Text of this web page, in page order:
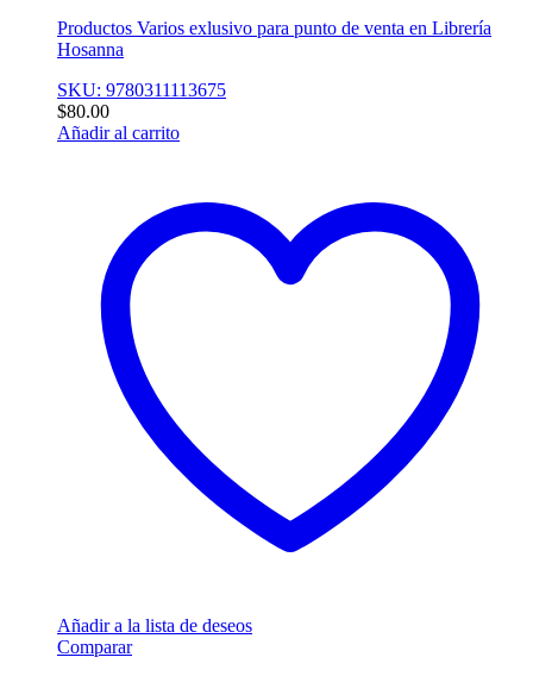
Productos Varios exlusivo para punto de venta en Librería
Hosanna
SKU: 9780311113675
$80.00
Añadir al carrito
Añadir a la lista de deseos
Comparar